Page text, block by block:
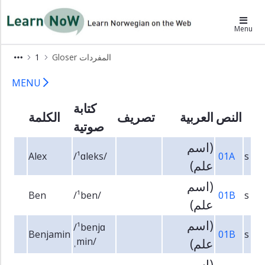
LearnNoW-ar Menu
1 Gloser المفردات
1 Gloser LearnNoW
×
Alex
أليكس
Ben
بن
سسيليه
Dina
Uttale
اللفظ
Lytteoppgaver
MENU
الكلمة
كتابة
صوتية
تصريف العربية النص
Alex /¹ɑleks/
(اسم
علم)
01A s
Ben /¹ben/
(اسم
علم)
01B s
Benjamin
/¹benjɑ
ˌmin/
(اسم
علم)
01B s